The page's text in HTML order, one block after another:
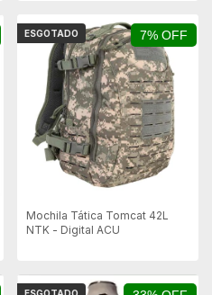
7% OFF
ESGOTADO
Mochila Tática Tomcat 42L
NTK - Digital ACU